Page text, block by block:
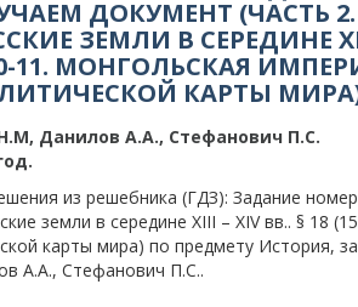
ДОКУМЕНТ (ЧАСТЬ 2.
ЗЕМЛИ В СЕРЕДИНЕ
11. МОНГОЛЬСКАЯ
КАРТЫ
Данилов А.А., Стефанович П.С.
из решебника (ГДЗ): Задание
земли в середине XIII – XIV вв.. § 18
карты мира) по предмету История,
А.А., Стефанович П.С..